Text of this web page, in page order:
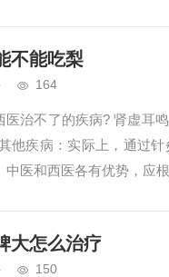
不能吃梨
164
医治不了的疾病? 肾虚耳
他疾病：实际上，通过
医和西医各有优势，应
大怎么治疗
150